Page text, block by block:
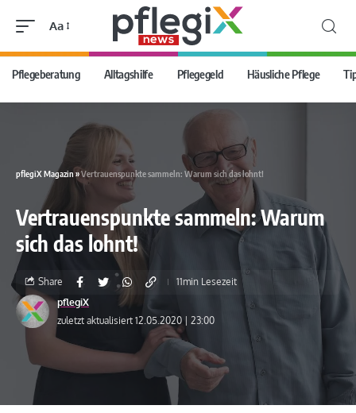
Aa
Pflegeberatung Alltagshilfe Pflegegeld Häusliche Pflege
pflegiX Magazin»Vertrauenspunkte sammeln: Warum sich das lohnt!
Vertrauenspunkte sammeln: Warum
sich das lohnt!
zuletzt aktualisiert 12.05.2020 | 23:00
pflegiX
Share 11min Lesezeit